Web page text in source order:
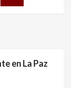
en La Paz